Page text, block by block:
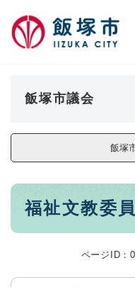
飯塚市議会
飯塚
本
福祉文教委
ページID：